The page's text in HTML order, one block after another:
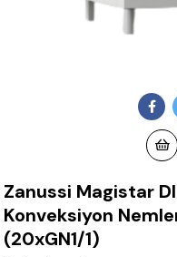
Zanussi Magistar
Konveksiyon
(20xGN1/1)